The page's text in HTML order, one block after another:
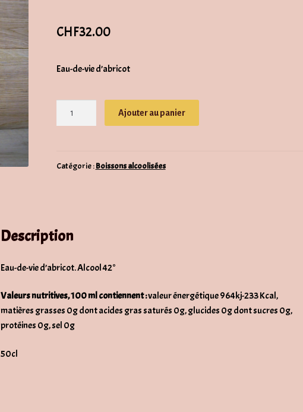
CHF32.00
Eau-de-vie d’abricot
vie
Ajouter au panier
Catégorie :Boissons alcoolisées
Description
Eau-de-vie d’abricot. Alcool 42°
Valeurs nutritives, 100 ml contiennent :valeur énergétique 964kj-233 Kcal,
matières grasses 0g dont acides gras saturés 0g, glucides 0g dont sucres 0g,
protéines 0g, sel 0g
50cl